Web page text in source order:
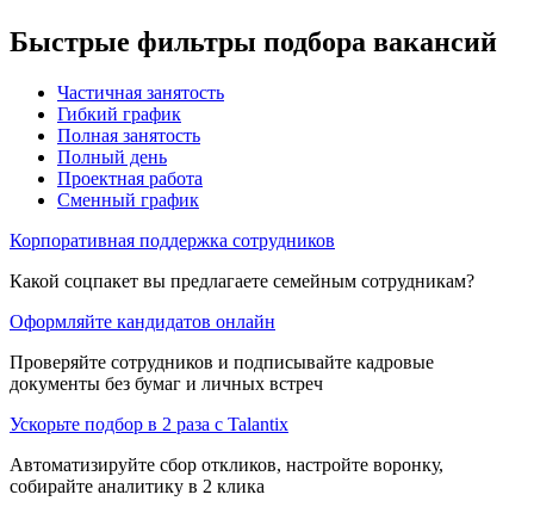
Быстрые фильтры подбора вакансий
Частичная занятость
Гибкий график
Полная занятость
Полный день
Проектная работа
Сменный график
Корпоративная поддержка сотрудников
Какой соцпакет вы предлагаете семейным сотрудникам?
Оформляйте кандидатов онлайн
Проверяйте сотрудников и подписывайте кадровые
документы без бумаг и личных встреч
Ускорьте подбор в 2 раза с Talantix
Автоматизируйте сбор откликов, настройте воронку,
собирайте аналитику в 2 клика